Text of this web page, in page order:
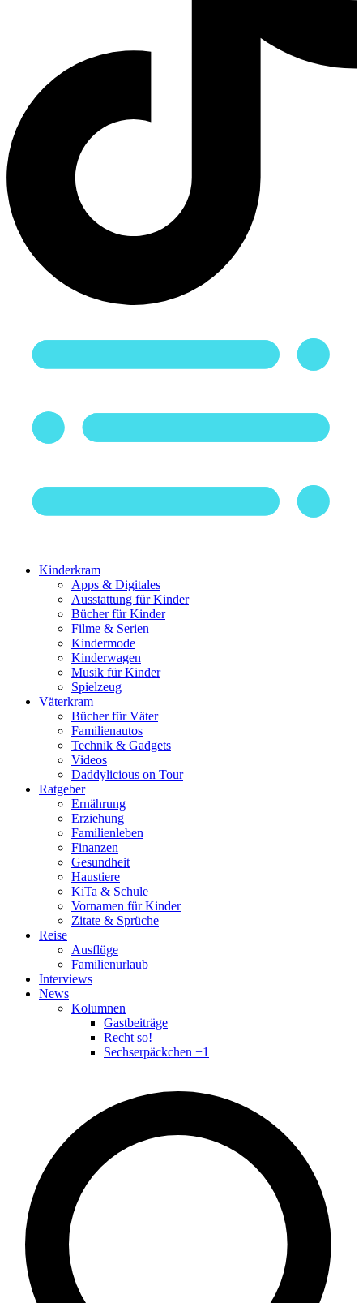
Kinderkram
Apps & Digitales
Ausstattung für Kinder
Bücher für Kinder
Filme & Serien
Kindermode
Kinderwagen
Musik für Kinder
Spielzeug
Väterkram
Bücher für Väter
Familienautos
Technik & Gadgets
Videos
Daddylicious on Tour
Ratgeber
Ernährung
Erziehung
Familienleben
Finanzen
Gesundheit
Haustiere
KiTa & Schule
Vornamen für Kinder
Zitate & Sprüche
Reise
Ausflüge
Familienurlaub
Interviews
News
Kolumnen
Gastbeiträge
Recht so!
Sechserpäckchen +1